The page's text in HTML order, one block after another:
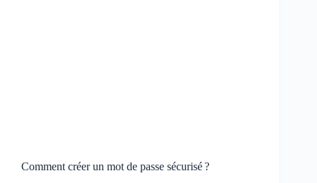
Comment créer un mot de passe sécurisé ?